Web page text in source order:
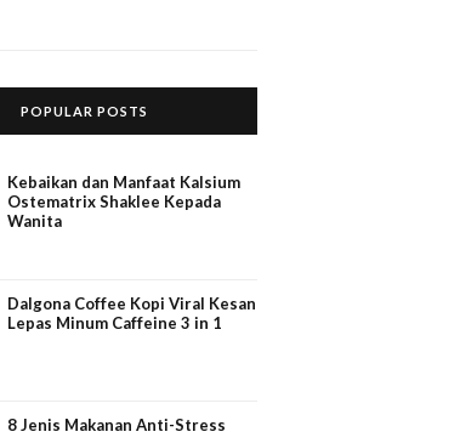
POPULAR POSTS
Kebaikan dan Manfaat Kalsium
Ostematrix Shaklee Kepada
Wanita
Dalgona Coffee Kopi Viral Kesan
Lepas Minum Caffeine 3 in 1
8 Jenis Makanan Anti-Stress